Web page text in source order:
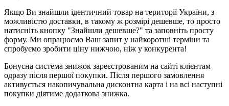
Якщо Ви знайшли ідентичний товар на території України, з
можливістю доставки, в такому ж розмірі дешевше, то просто
натисніть кнопку "Знайшли дешевше?" та заповніть просту
форму. Ми опрацюємо Ваш запит у найкоротші терміни та
спробуємо зробити ціну нижчою, ніж у конкурента!
Бонусна система знижок зареєстрованим на сайті клієнтам
одразу після першої покупки. Після першого замовлення
активується накопичувальна дисконтна карта і на всі наступні
покупки діятиме додаткова знижка.